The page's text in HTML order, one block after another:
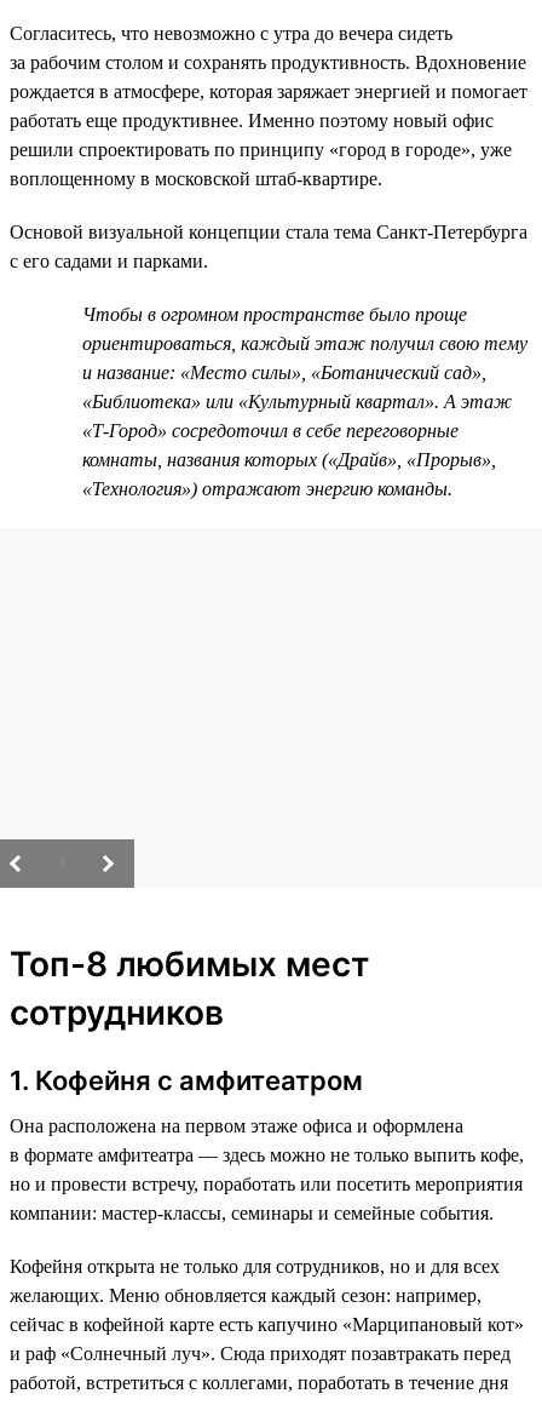
Согласитесь, что невозможно с утра до вечера сидеть
за рабочим столом и сохранять продуктивность. Вдохновение
рождается в атмосфере, которая заряжает энергией и помогает
работать еще продуктивнее. Именно поэтому новый офис
решили спроектировать по принципу «город в городе», уже
воплощенному в московской штаб-квартире.
Основой визуальной концепции стала тема Санкт-Петербурга
с его садами и парками.
Чтобы в огромном пространстве было проще
ориентироваться, каждый этаж получил свою тему
и название: «Место силы», «Ботанический сад»,
«Библиотека» или «Культурный квартал». А этаж
«Т-Город» сосредоточил в себе переговорные
комнаты, названия которых («Драйв», «Прорыв»,
«Технология») отражают энергию команды.
Топ-8 любимых мест
сотрудников
1. Кофейня с амфитеатром
Она расположена на первом этаже офиса и оформлена
в формате амфитеатра — здесь можно не только выпить кофе,
но и провести встречу, поработать или посетить мероприятия
компании: мастер-классы, семинары и семейные события.
Кофейня открыта не только для сотрудников, но и для всех
желающих. Меню обновляется каждый сезон: например,
сейчас в кофейной карте есть капучино «Марципановый кот»
и раф «Солнечный луч». Сюда приходят позавтракать перед
работой, встретиться с коллегами, поработать в течение дня